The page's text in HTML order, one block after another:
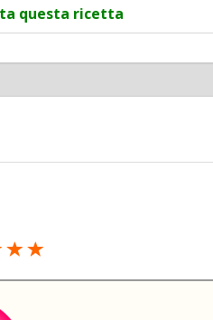
questa ricetta